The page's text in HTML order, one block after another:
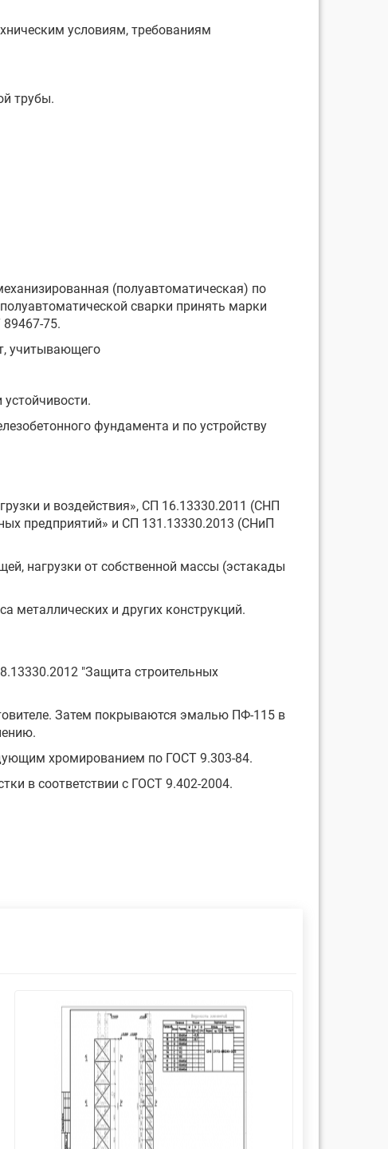
условиям, требованиям
трубы.
(полуавтоматическая) по
сварки принять марки
75.
учитывающего
фундамента и по устройству
и воздействия», СП 16.13330.2011 (СНП
предприятий» и СП 131.13330.2013 (СНиП
нагрузки от собственной массы (эстакады
металлических и других конструкций.
"Защита строительных
Затем покрываются эмалью ПФ-115 в
хромированием по ГОСТ 9.303-84.
в соответствии с ГОСТ 9.402-2004.